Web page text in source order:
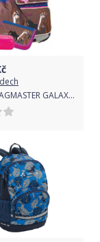
Velký SET BAGMASTER GALAXY 9 B